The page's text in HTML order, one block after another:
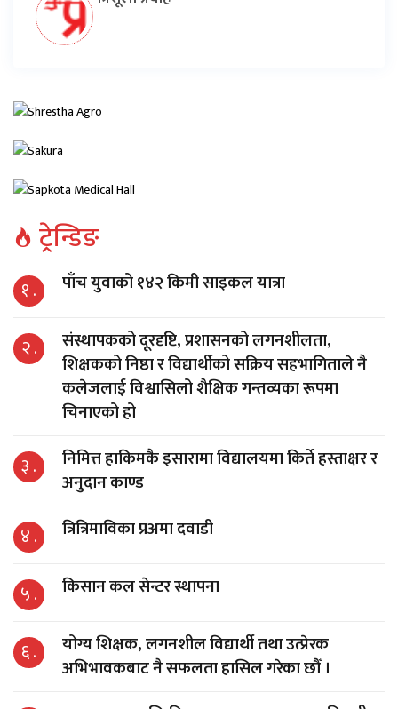
ट्रेन्डिङ
१ . पाँच युवाको १४२ किमी साइकल यात्रा
२ .
संस्थापकको दूरदृष्टि, प्रशासनको लगनशीलता,
शिक्षकको निष्ठा र विद्यार्थीको सक्रिय सहभागिताले नै
कलेजलाई विश्वासिलो शैक्षिक गन्तव्यका रूपमा
चिनाएको हो
३ .
निमित्त हाकिमकै इसारामा विद्यालयमा किर्ते हस्ताक्षर र
अनुदान काण्ड
४ . त्रित्रिमाविका प्रअमा दवाडी
५ . किसान कल सेन्टर स्थापना
६ .
योग्य शिक्षक, लगनशील विद्यार्थी तथा उत्प्रेरक
अभिभावकबाट नै सफलता हासिल गरेका छौँ ।